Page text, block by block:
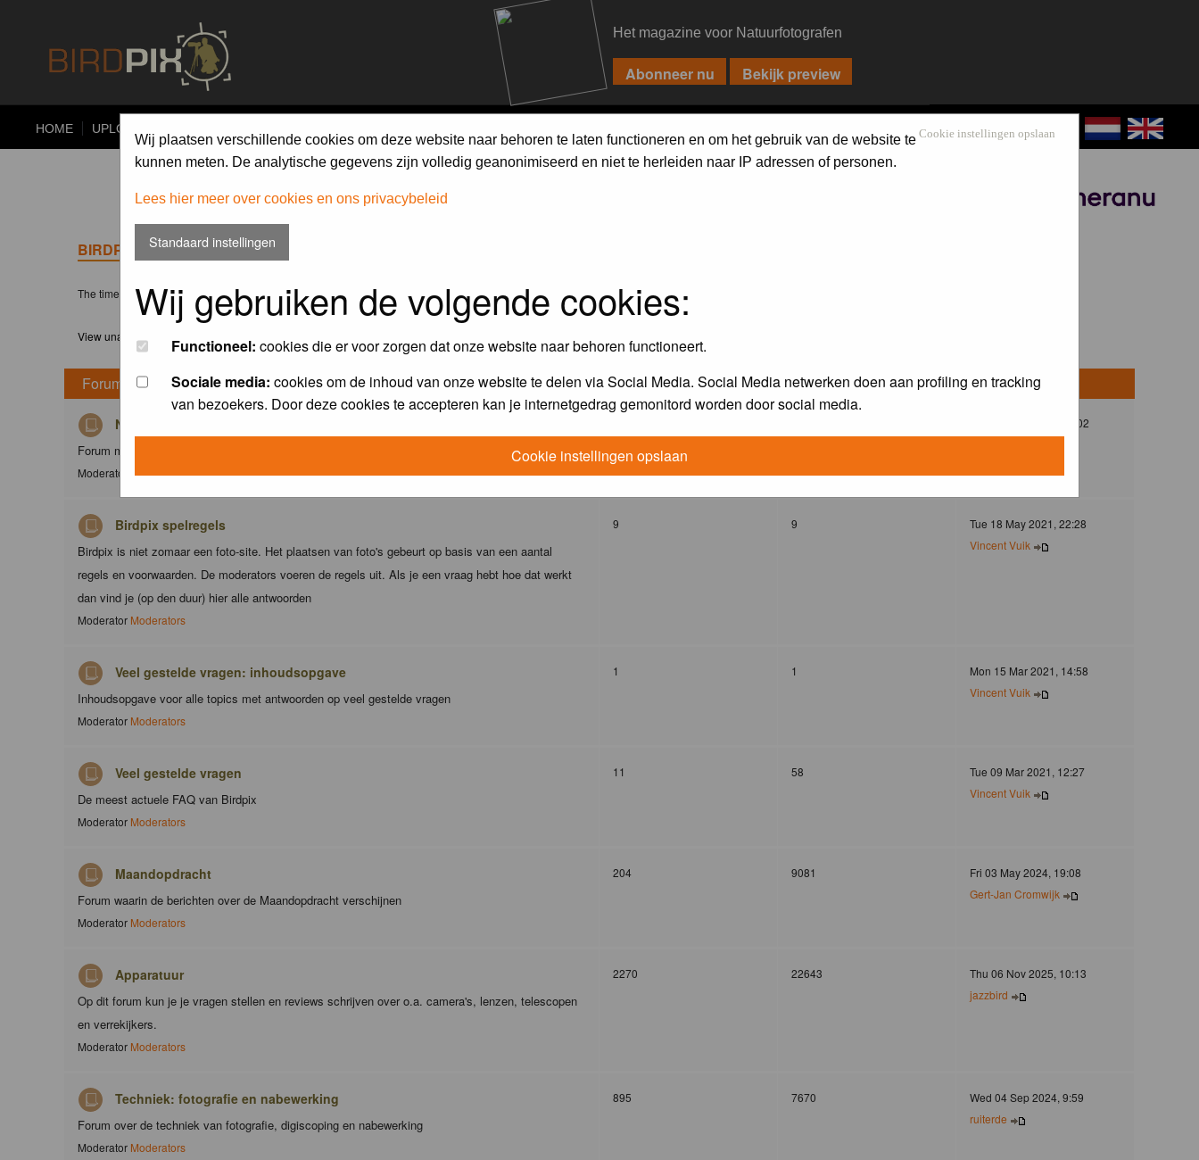
Het magazine voor Natuurfotografen
HOME UPLOAD Cookie instellingen opslaan
Wij plaatsen verschillende cookies om deze website naar behoren te laten functioneren en om het gebruik van de website te
kunnen meten. De analytische gegevens zijn volledig geanonimiseerd en niet te herleiden naar IP adressen of personen.
Lees hier meer over cookies en ons privacybeleid
Standaard instellingen
Wij gebruiken de volgende cookies:
Functioneel: cookies die er voor zorgen dat onze website naar behoren functioneert.
Sociale media: cookies om de inhoud van onze website te delen via Social Media. Social Media netwerken doen aan profiling en tracking
van bezoekers. Door deze cookies te accepteren kan je internetgedrag gemonitord worden door social media.
Cookie instellingen opslaan
BIRDPIX.NL FORUM INDEX
The time now is Thu 06 Aug 2026, 20:34
View unanswered posts
Forum Topics Posts Last Post
Nieuws
Forum met nieuwsberichten over Birdpix
Moderator Moderators
Mon 30 Dec 2024, 21:02
Birdpix spelregels
Birdpix is niet zomaar een foto-site. Het plaatsen van foto's gebeurt op basis van een aantal
regels en voorwaarden. De moderators voeren de regels uit. Als je een vraag hebt hoe dat werkt
dan vind je (op den duur) hier alle antwoorden
Moderator Moderators
9 9
Tue 18 May 2021, 22:28
Vincent Vuik
Veel gestelde vragen: inhoudsopgave
Inhoudsopgave voor alle topics met antwoorden op veel gestelde vragen
Moderator Moderators
1 1
Mon 15 Mar 2021, 14:58
Vincent Vuik
Veel gestelde vragen
De meest actuele FAQ van Birdpix
Moderator Moderators
11 58
Tue 09 Mar 2021, 12:27
Vincent Vuik
Maandopdracht
Forum waarin de berichten over de Maandopdracht verschijnen
Moderator Moderators
204 9081
Fri 03 May 2024, 19:08
Gert-Jan Cromwijk
Apparatuur
Op dit forum kun je je vragen stellen en reviews schrijven over o.a. camera's, lenzen, telescopen
en verrekijkers.
Moderator Moderators
2270 22643
Thu 06 Nov 2025, 10:13
jazzbird
Techniek: fotografie en nabewerking
Forum over de techniek van fotografie, digiscoping en nabewerking
Moderator Moderators
895 7670
Wed 04 Sep 2024, 9:59
ruiterde